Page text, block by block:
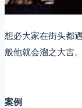
想必大家在街头都
般他就会溜之大吉。
案例